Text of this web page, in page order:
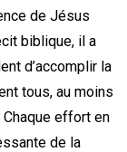
de Jésus
biblique, il a
d’accomplir la
tous, au moins
effort en
de la